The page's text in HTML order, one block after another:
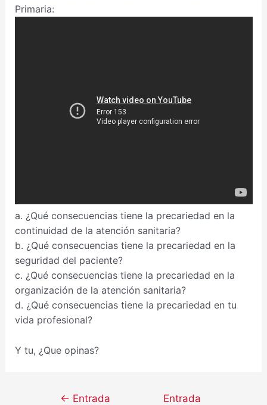
Primaria:
a. ¿Qué consecuencias tiene la precariedad en la
continuidad de la atención sanitaria?
b. ¿Qué consecuencias tiene la precariedad en la
seguridad del paciente?
c. ¿Qué consecuencias tiene la precariedad en la
organización de la atención sanitaria?
d. ¿Qué consecuencias tiene la precariedad en tu
vida profesional?
Y tu, ¿Que opinas?
← Entrada Entrada